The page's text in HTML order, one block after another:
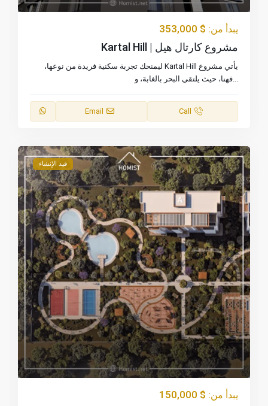
يبدأ من: $ 353,000
مشروع كارتال هيل | Kartal Hill
يأتي مشروع Kartal Hill ليمنحك تجربة سكنية فريدة من نوعها،
فهنا، حيث يلتقي البحر بالغابة، و...
Call
Email
قيد الإنشاء
يبدأ من: $ 150,000